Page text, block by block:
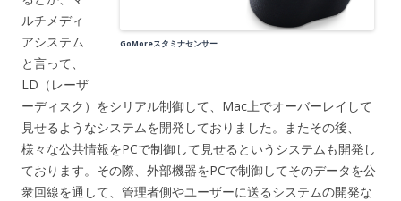
GoMoreスタミナセンサー
ルチメディ
アシステム
と言って、
LD（レーザ
ーディスク）をシリアル制御して、Mac上でオーバーレイして
見せるようなシステムを開発しておりました。またその後、
様々な公共情報をPCで制御して見せるというシステムも開発し
ております。その際、外部機器をPCで制御してそのデータを公
衆回線を通して、管理者側やユーザーに送るシステムの開発な